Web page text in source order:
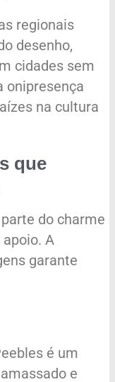
regionais
desenho,
cidades sem
onipresença
na cultura
que
do charme
A
garante
é um
e